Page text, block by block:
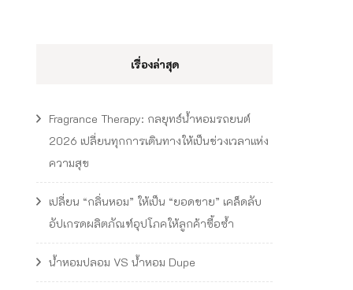
เรื่องล่าสุด
Fragrance Therapy: กลยุทธ์น้ำหอมรถยนต์
2026 เปลี่ยนทุกการเดินทางให้เป็นช่วงเวลาแห่ง
ความสุข
เปลี่ยน “กลิ่นหอม” ให้เป็น “ยอดขาย” เคล็ดลับ
อัปเกรดผลิตภัณฑ์อุปโภคให้ลูกค้าซื้อซ้ำ
น้ำหอมปลอม VS น้ำหอม Dupe